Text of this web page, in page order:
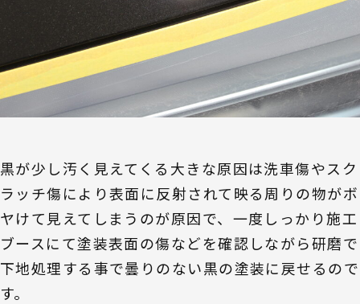
黒が少し汚く見えてくる大きな原因は洗車傷やスク
ラッチ傷により表面に反射されて映る周りの物がボ
ヤけて見えてしまうのが原因で、一度しっかり施工
ブースにて塗装表面の傷などを確認しながら研磨で
下地処理する事で曇りのない黒の塗装に戻せるので
す。